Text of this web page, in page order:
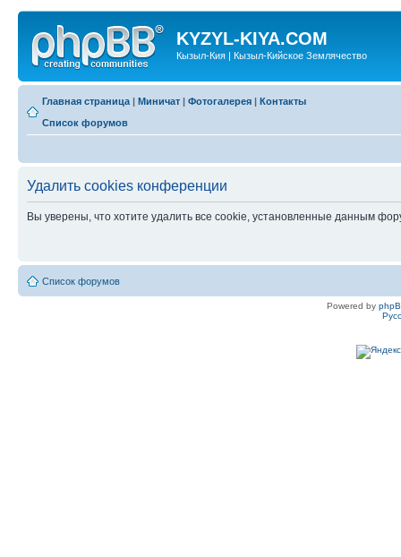
KYZYL-KIYA.COM
Кызыл-Кия | Кызыл-Кийское Землячество
Главная страница | Миничат | Фотогалерея | Контакты
Список форумов
Удалить cookies конференции
Вы уверены, что хотите удалить все cookie, установленные данным
Список форумов
Powered by